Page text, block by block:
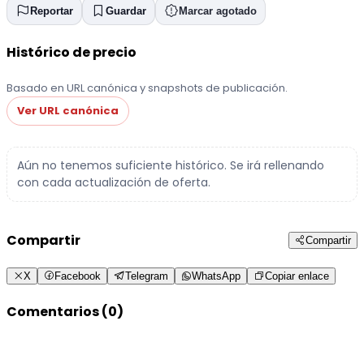
Reportar Guardar Marcar agotado
Histórico de precio
Basado en URL canónica y snapshots de publicación.
Ver URL canónica
Aún no tenemos suficiente histórico. Se irá rellenando
con cada actualización de oferta.
Compartir Compartir
X Facebook Telegram WhatsApp Copiar enlace
Comentarios (0)